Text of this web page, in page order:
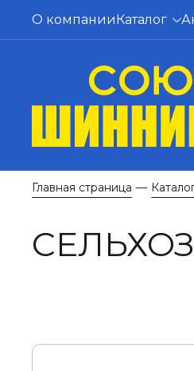
О компанииКаталог
Главная страница —